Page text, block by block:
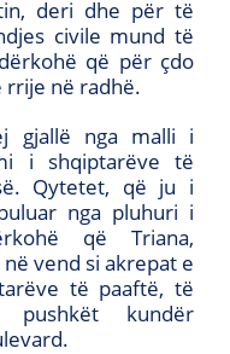
deri dhe për të
civile mund të
që për çdo
rrije në radhë.
gjallë nga malli i
i shqiptarëve të
Qytetet, që ju i
nga pluhuri i
që Triana,
vend si akrepat e
të paaftë, të
kundër